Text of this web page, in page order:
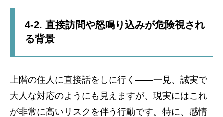
4-2. 直接訪問や怒鳴り込みが危険視され
る背景
上階の住人に直接話をしに行く――一見、誠実で
大人な対応のようにも見えますが、現実にはこれ
が非常に高いリスクを伴う行動です。特に、感情